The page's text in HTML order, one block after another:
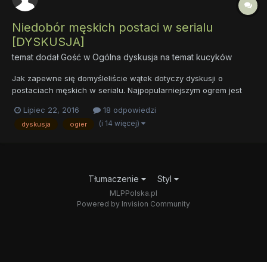
Niedobór męskich postaci w serialu
[DYSKUSJA]
temat dodał Gość w Ogólna dyskusja na temat kucyków
Jak zapewne się domyśleliście wątek dotyczy dyskusji o
postaciach męskich w serialu. Najpopularniejszym ogrem jest
odcinek (Brotherhooves Social) w języku Polskim Siostrzany
Turniej. Przedstawiono go tam w taki, obrzydliwy sposób:...
Lipiec 22, 2016 18 odpowiedzi
dyskusja ogier (i 14 więcej)
Tłumaczenie Styl
MLPPolska.pl
Powered by Invision Community